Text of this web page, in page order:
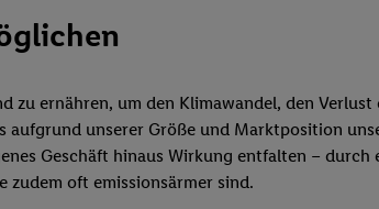
zu ernähren, um den Klimawandel, den
unserer Größe und Marktposition
Geschäft hinaus Wirkung entfalten –
zudem oft emissionsärmer sind.